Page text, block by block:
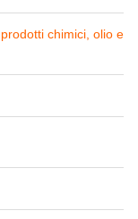
chimici, olio e